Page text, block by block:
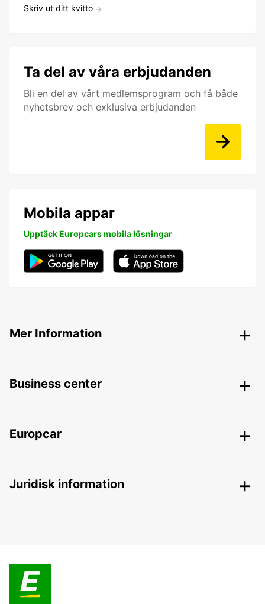
Skriv ut ditt kvitto
Ta del av våra erbjudanden
Bli en del av vårt medlemsprogram och få både
nyhetsbrev och exklusiva erbjudanden
Mobila appar
Upptäck Europcars mobila lösningar
Mer Information
Business center
Europcar
Juridisk information